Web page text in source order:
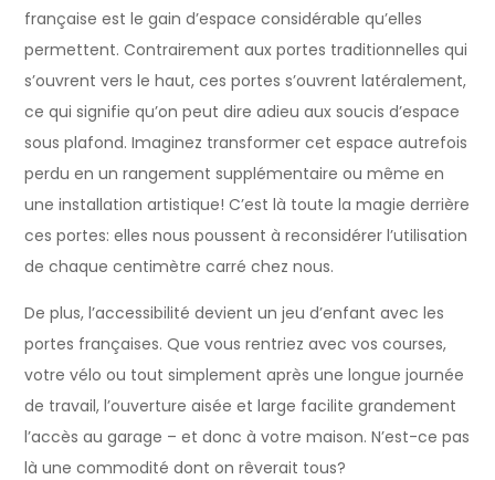
française est le gain d’espace considérable qu’elles
permettent. Contrairement aux portes traditionnelles qui
s’ouvrent vers le haut, ces portes s’ouvrent latéralement,
ce qui signifie qu’on peut dire adieu aux soucis d’espace
sous plafond. Imaginez transformer cet espace autrefois
perdu en un rangement supplémentaire ou même en
une installation artistique! C’est là toute la magie derrière
ces portes: elles nous poussent à reconsidérer l’utilisation
de chaque centimètre carré chez nous.
De plus, l’accessibilité devient un jeu d’enfant avec les
portes françaises. Que vous rentriez avec vos courses,
votre vélo ou tout simplement après une longue journée
de travail, l’ouverture aisée et large facilite grandement
l’accès au garage – et donc à votre maison. N’est-ce pas
là une commodité dont on rêverait tous?